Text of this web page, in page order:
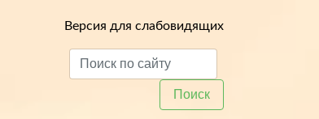
Версия для слабовидящих
Поиск